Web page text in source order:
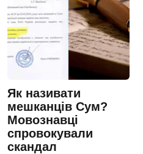
Як називати
мешканців Сум?
Мовознавці
спровокували
скандал